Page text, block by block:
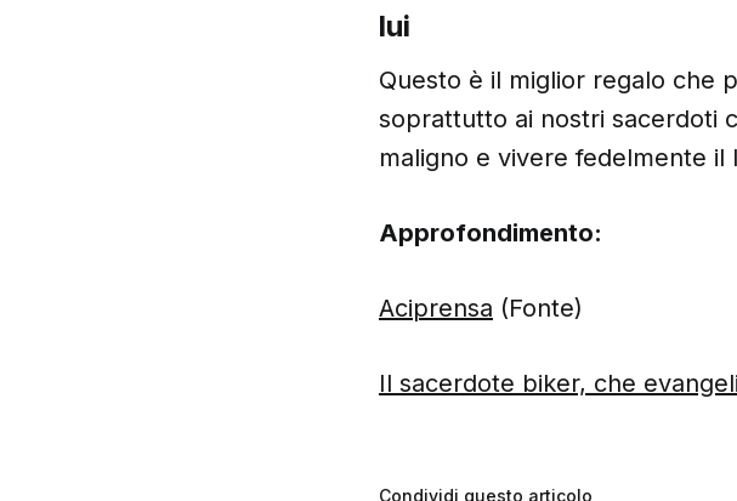
lui
Questo è il miglior regalo che
soprattutto ai nostri sacerdoti
maligno e vivere fedelmente il
Approfondimento:
Aciprensa (Fonte)
Il sacerdote biker, che
Condividi questo articolo